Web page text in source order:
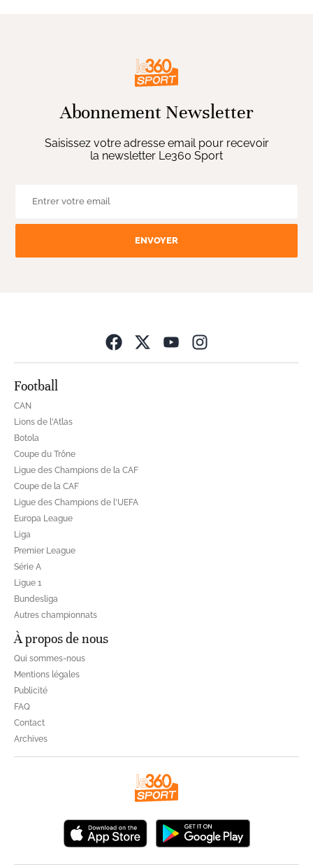
Abonnement Newsletter
Saisissez votre adresse email pour recevoir
la newsletter Le360 Sport
ENVOYER
Football
CAN
Lions de l'Atlas
Botola
Coupe du Trône
Ligue des Champions de la CAF
Coupe de la CAF
Ligue des Champions de l'UEFA
Europa League
Liga
Premier League
Série A
Ligue 1
Bundesliga
Autres championnats
À propos de nous
Qui sommes-nous
Mentions légales
Publicité
FAQ
Contact
Archives